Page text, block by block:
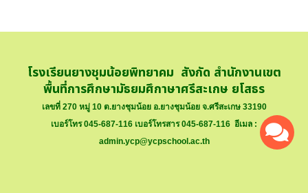
โรงเรียนยางชุมน้อยพิทยาคม สังกัด สำนักงานเขต
พื้นที่การศึกษามัธยมศึกาษาศรีสะเกษ ยโสธร
เลขที่ 270 หมู่ 10 ต.ยางชุมน้อย อ.ยางชุมน้อย จ.ศรีสะเกษ 33190
เบอร์โทร 045-687-116 เบอร์โทรสาร 045-687-116 อีเมล :
admin.ycp@ycpschool.ac.th